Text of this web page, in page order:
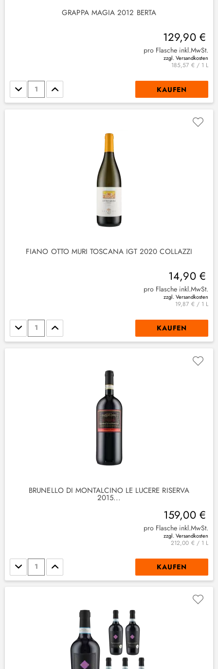
GRAPPA MAGIA 2012 BERTA
129,90 €
pro Flasche inkl.MwSt.
zzgl. Versandkosten
185,57 € / 1 L
Stückzahl KAUFEN
FIANO OTTO MURI TOSCANA IGT 2020 COLLAZZI
14,90 €
pro Flasche inkl.MwSt.
zzgl. Versandkosten
19,87 € / 1 L
Stückzahl KAUFEN
BRUNELLO DI MONTALCINO LE LUCERE RISERVA
2015...
159,00 €
pro Flasche inkl.MwSt.
zzgl. Versandkosten
212,00 € / 1 L
Stückzahl KAUFEN